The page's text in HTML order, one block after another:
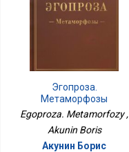
Эгопроза.
Метаморфозы
Egoproza. Metamorfozy ,
Akunin Boris
Акунин Борис